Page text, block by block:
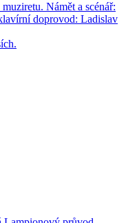
Námět a scénář:
doprovod: Ladislav